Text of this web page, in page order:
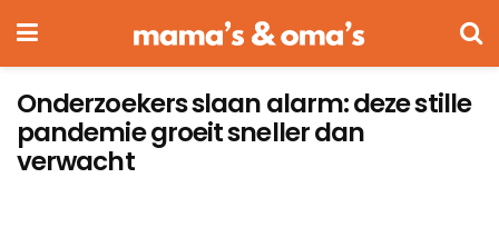
Onderzoekers slaan alarm: deze stille
pandemie groeit sneller dan
verwacht